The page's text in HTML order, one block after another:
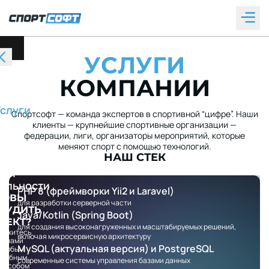
Блог
ИТ-
с нами
любым
УСЛУГИ
КОМПАНИИ
Спортсофт — команда экспертов в спортивной “цифре”. Наши
клиенты — крупнейшие спортивные организации —
федерации, лиги, организаторы мероприятий, которые
меняют спорт с помощью технологий.
НАШ СТЕК
PHP 8 (фреймворки Yii2 и Laravel)
для разработки серверной части
Java/Kotlin (Spring Boot)
для создания высоконагруженных и масштабируемых решений,
включая микросервисную архитектуру
MySQL (актуальная версия) и PostgreSQL
современные системы управления базами данных